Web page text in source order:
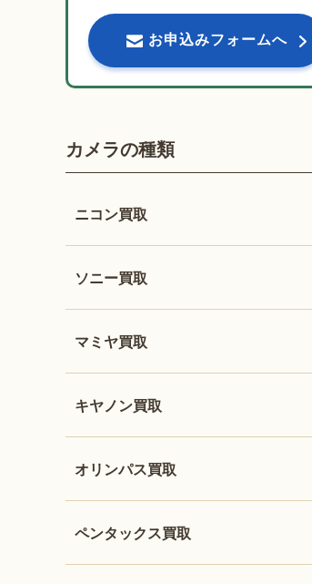
お申込みフォームへ
カメラの種類
ニコン買取
ソニー買取
マミヤ買取
キヤノン買取
オリンパス買取
ペンタックス買取